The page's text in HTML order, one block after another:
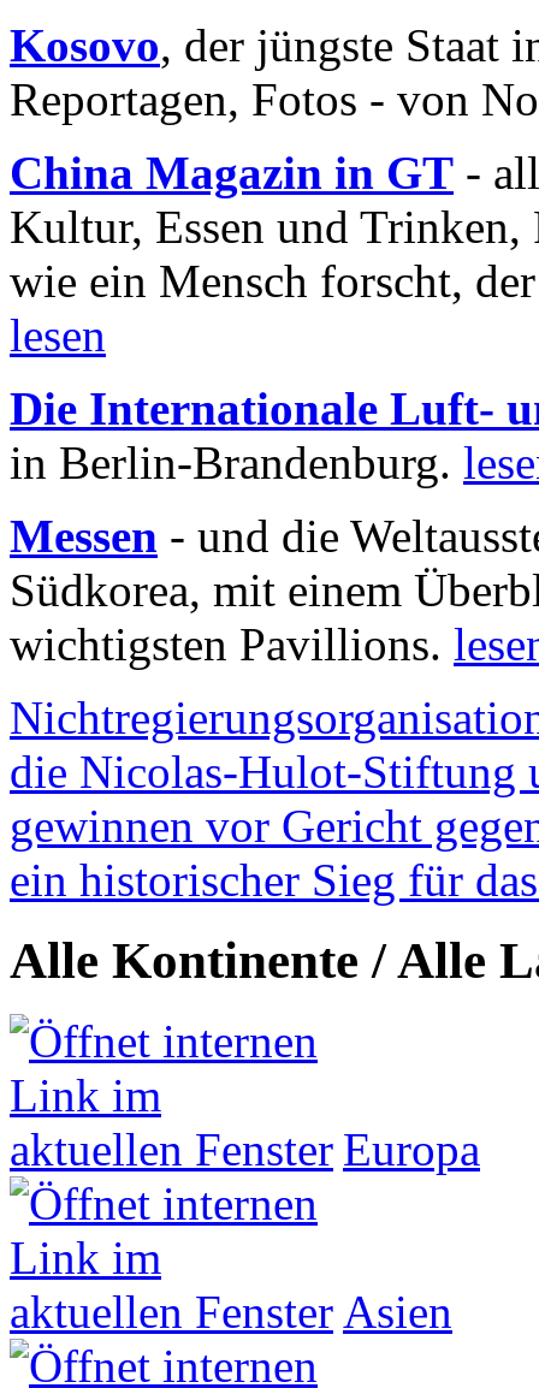
Kosovo, der jüngste Staat
Reportagen, Fotos - von
China Magazin in GT -
Kultur, Essen und
wie ein Mensch forscht,
lesen
Die Internationale Luft-
in Berlin-Brandenburg.
Messen - und die
Südkorea, mit einem
wichtigsten Pavillions.
die Nicolas-Hulot-Stiftung
gewinnen vor Gericht
ein historischer Sieg für
Alle Kontinente / Alle
Europa
Asien